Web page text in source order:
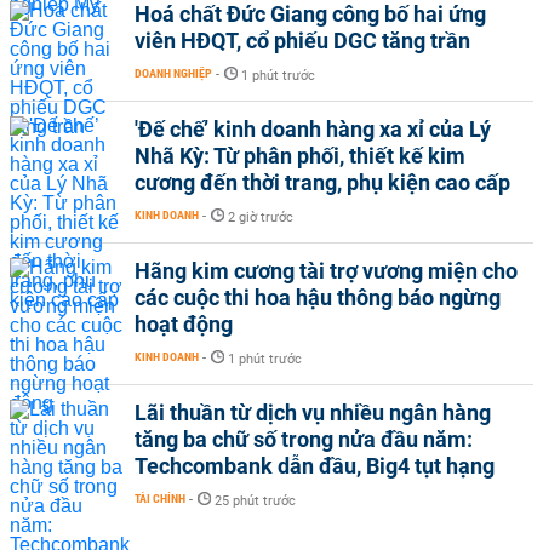
Hoá chất Đức Giang công bố hai ứng
viên HĐQT, cổ phiếu DGC tăng trần
DOANH NGHIỆP - 1 phút trước
'Đế chế’ kinh doanh hàng xa xỉ của Lý
Nhã Kỳ: Từ phân phối, thiết kế kim
cương đến thời trang, phụ kiện cao cấp
KINH DOANH - 2 giờ trước
Hãng kim cương tài trợ vương miện cho
các cuộc thi hoa hậu thông báo ngừng
hoạt động
KINH DOANH - 1 phút trước
Lãi thuần từ dịch vụ nhiều ngân hàng
tăng ba chữ số trong nửa đầu năm:
Techcombank dẫn đầu, Big4 tụt hạng
TÀI CHÍNH - 25 phút trước